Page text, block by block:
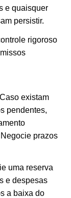
e quaisquer
persistir.
rigoroso
existam
pendentes,
prazos
uma reserva
e despesas
a baixa do